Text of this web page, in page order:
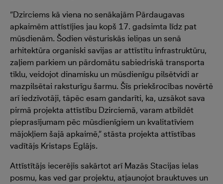
“Dzirciems kā viena no senākajām Pārdaugavas
apkaimēm attīstījies jau kopš 17. gadsimta līdz pat
mūsdienām. Šodien vēsturiskās ieliņas un senā
arhitektūra organiski savijas ar attīstītu infrastruktūru,
zaļiem parkiem un pārdomātu sabiedriskā transporta
tīklu, veidojot dinamisku un mūsdienīgu pilsētvidi ar
mazpilsētai raksturīgu šarmu. Šīs priekšrocības novērtē
arī iedzīvotāji, tāpēc esam gandarīti, ka, uzsākot sava
pirmā projekta attīstību Dzirciemā, varam atbildēt
pieprasījumam pēc mūsdienīgiem un kvalitatīviem
mājokļiem šajā apkaimē,” stāsta projekta attīstības
vadītājs Kristaps Eglājs.
Attīstītājs iecerējis sakārtot arī Mazās Stacijas ielas
posmu, kas ved gar projektu, atjaunojot brauktuves un